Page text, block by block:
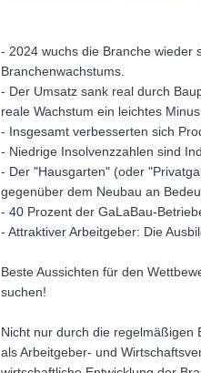
- 2024 wuchs die Branche wieder
Branchenwachstums.
- Der Umsatz sank real durch
reale Wachstum ein leichtes
- Insgesamt verbesserten sich
- Niedrige Insolvenzzahlen sind
- Der "Hausgarten" (oder
gegenüber dem Neubau an
- 40 Prozent der GaLaBau-
- Attraktiver Arbeitgeber: Die
Beste Aussichten für den
suchen!
Nicht nur durch die regelmäßigen
als Arbeitgeber- und